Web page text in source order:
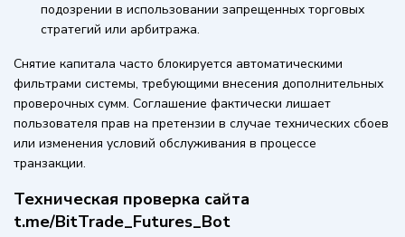
подозрении в использовании запрещенных торговых
стратегий или арбитража.
Снятие капитала часто блокируется автоматическими
фильтрами системы, требующими внесения дополнительных
проверочных сумм. Соглашение фактически лишает
пользователя прав на претензии в случае технических сбоев
или изменения условий обслуживания в процессе
транзакции.
Техническая проверка сайта
t.me/BitTrade_Futures_Bot